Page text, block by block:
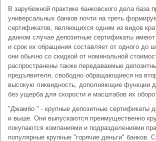
В зарубежной практике банковского дела база
универсальных банков почти на треть
сертификатов, являющихся одним из видов
данном случае депозитные сертификаты
и срок их обращения составляет от одного до
они обычно со скидкой от номинальной
распространены также передаваемые
предъявителя, свободно обращающиеся на
высокую ликвидность, дополняющие функции
без ущерба для скорости и масштабов их
"Джамбо " - крупные депозитные сертификаты
и выше. Они выпускаются преимущественно
покупаются компаниями и подразделениями
популярные крупные "горячие деньги" банков.